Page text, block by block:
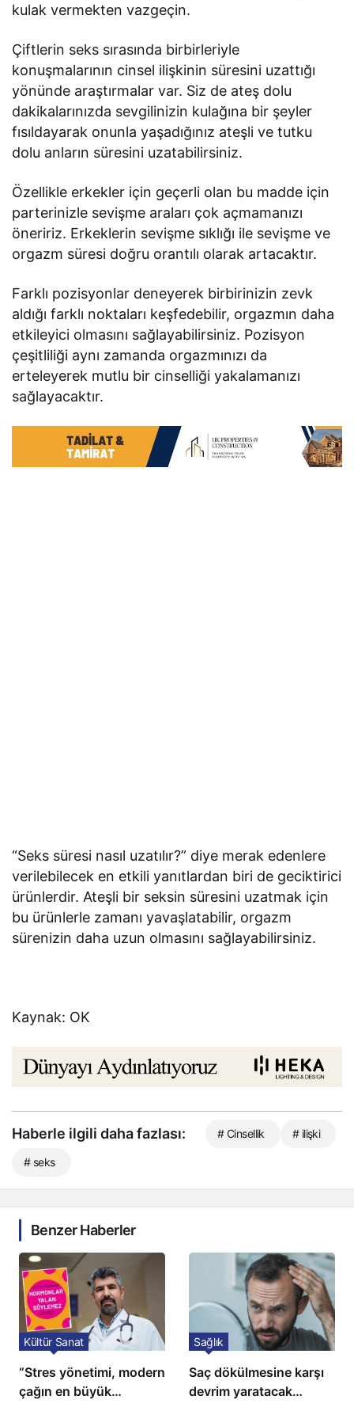
kulak vermekten vazgeçin.
Çiftlerin seks sırasında birbirleriyle
konuşmalarının cinsel ilişkinin süresini uzattığı
yönünde araştırmalar var. Siz de ateş dolu
dakikalarınızda sevgilinizin kulağına bir şeyler
fısıldayarak onunla yaşadığınız ateşli ve tutku
dolu anların süresini uzatabilirsiniz.
Özellikle erkekler için geçerli olan bu madde için
parterinizle sevişme araları çok açmamanızı
öneririz. Erkeklerin sevişme sıklığı ile sevişme ve
orgazm süresi doğru orantılı olarak artacaktır.
Farklı pozisyonlar deneyerek birbirinizin zevk
aldığı farklı noktaları keşfedebilir, orgazmın daha
etkileyici olmasını sağlayabilirsiniz. Pozisyon
çeşitliliği aynı zamanda orgazmınızı da
erteleyerek mutlu bir cinselliği yakalamanızı
sağlayacaktır.
“Seks süresi nasıl uzatılır?” diye merak edenlere
verilebilecek en etkili yanıtlardan biri de geciktirici
ürünlerdir. Ateşli bir seksin süresini uzatmak için
bu ürünlerle zamanı yavaşlatabilir, orgazm
sürenizin daha uzun olmasını sağlayabilirsiniz.
Kaynak: OK
Haberle ilgili daha fazlası: # Cinsellik # ilişki
# seks
Benzer Haberler
“Stres yönetimi, modern
çağın en büyük
Kültür Sanat
Saç dökülmesine karşı
devrim yaratacak
Sağlık